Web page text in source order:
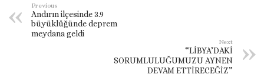
Previous
Andırın ilçesinde 3.9
büyüklüğünde deprem
meydana geldi
Next
“LİBYA’DAKİ
SORUMLULUĞUMUZU AYNEN
DEVAM ETTİRECEĞİZ”